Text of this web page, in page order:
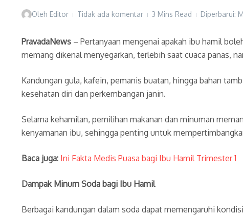
Oleh Editor Tidak ada komentar 3 Mins Read Diperbarui:
PravadaNews – Pertanyaan mengenai apakah ibu hamil
memang dikenal menyegarkan, terlebih saat cuaca panas,
Kandungan gula, kafein, pemanis buatan, hingga bahan
kesehatan diri dan perkembangan janin.
Selama kehamilan, pemilihan makanan dan minuman
kenyamanan ibu, sehingga penting untuk
Baca juga: Ini Fakta Medis Puasa bagi Ibu Hamil Trimester 1
Dampak Minum Soda bagi Ibu Hamil
Berbagai kandungan dalam soda dapat memengaruhi